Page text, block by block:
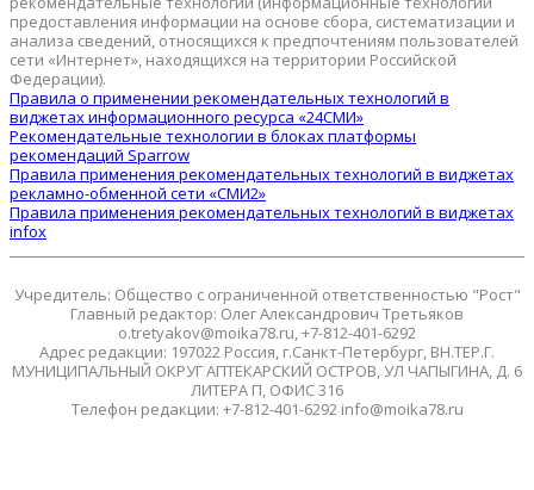
предоставления информации на основе сбора, систематизации и
анализа сведений, относящихся к предпочтениям пользователей
сети «Интернет», находящихся на территории Российской
Федерации).
Правила о применении рекомендательных технологий в
виджетах информационного ресурса «24СМИ»
Рекомендательные технологии в блоках платформы
рекомендаций Sparrow
Правила применения рекомендательных технологий в виджетах
рекламно-обменной сети «СМИ2»
Правила применения рекомендательных технологий в виджетах
infox
Учредитель: Общество с ограниченной ответственностью "Рост"
Главный редактор: Олег Александрович Третьяков
o.tretyakov@moika78.ru, +7-812-401-6292
Адрес редакции: 197022 Россия, г.Санкт-Петербург, ВН.ТЕР.Г.
МУНИЦИПАЛЬНЫЙ ОКРУГ АПТЕКАРСКИЙ ОСТРОВ, УЛ ЧАПЫГИНА, Д. 6
ЛИТЕРА П, ОФИС 316
Телефон редакции: +7-812-401-6292 info@moika78.ru